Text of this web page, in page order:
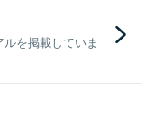
を掲載していま